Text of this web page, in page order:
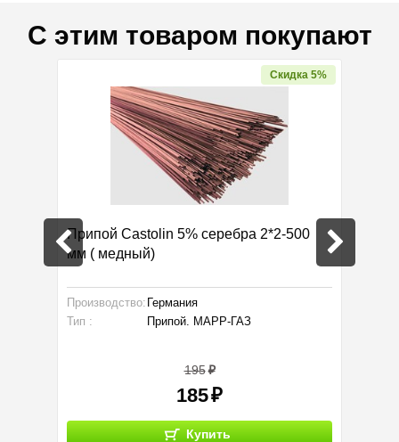
С этим товаром покупают
Скидка 5%
Припой Castolin 5% серебра 2*2-500
мм ( медный)
Производство: Германия
Тип :
Припой. МАРР-ГАЗ
195
185
Купить